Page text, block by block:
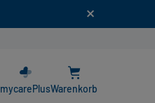
mycarePlusWarenkorb